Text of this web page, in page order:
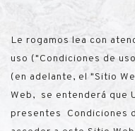
Le rogamos lea con
uso ("Condiciones de
(en adelante, el "Sitio
Web, se entenderá que
presentes Condiciones